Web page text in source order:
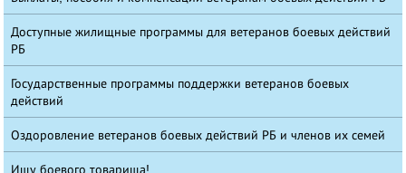
Доступные жилищные программы для ветеранов боевых действий
РБ
Государственные программы поддержки ветеранов боевых
действий
Оздоровление ветеранов боевых действий РБ и членов их семей
Ищу боевого товарища!